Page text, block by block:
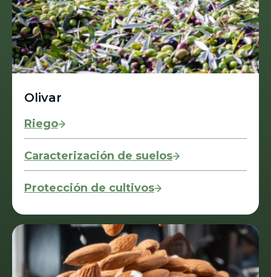
Olivar
Riego
Caracterización de suelos
Protección de cultivos